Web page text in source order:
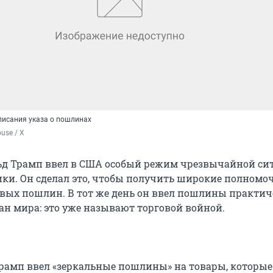
указа о пошлинах
/ X
Трамп ввел в США особый режим чрезвычайной
Он сделал это, чтобы получить широкие
пошлин. В тот же день он ввел пошлины
мира: это уже называют торговой войной.
ввел «зеркальные пошлины» на товары, которые